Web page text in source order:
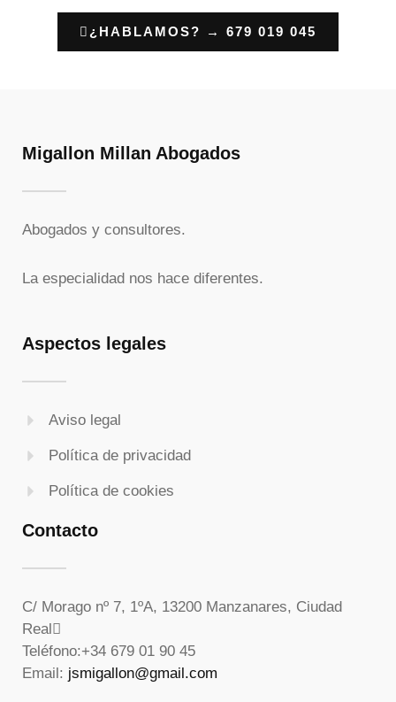
¿HABLAMOS? → 679 019 045
Migallon Millan Abogados
Abogados y consultores.
La especialidad nos hace diferentes.
Aspectos legales
Aviso legal
Política de privacidad
Política de cookies
Contacto
C/ Morago nº 7, 1ºA, 13200 Manzanares, Ciudad
Real
Teléfono:+34 679 01 90 45
Email: jsmigallon@gmail.com